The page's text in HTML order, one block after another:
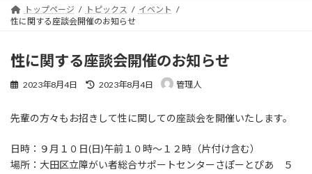
トップページ トピックス
イベント
性に関する座談会開催のお知らせ
性に関する座談会開催のお知らせ
2023年8月4日
最
新
時
:
2023年8月4日 管理人
先輩の方々もお招きして性に関しての座談会を開催いたします。
日時：９月１０日(日)午前１０時〜１２時（片付け含む）
場所：大田区立障がい者総合サポートセンターさぽーとぴあ ５